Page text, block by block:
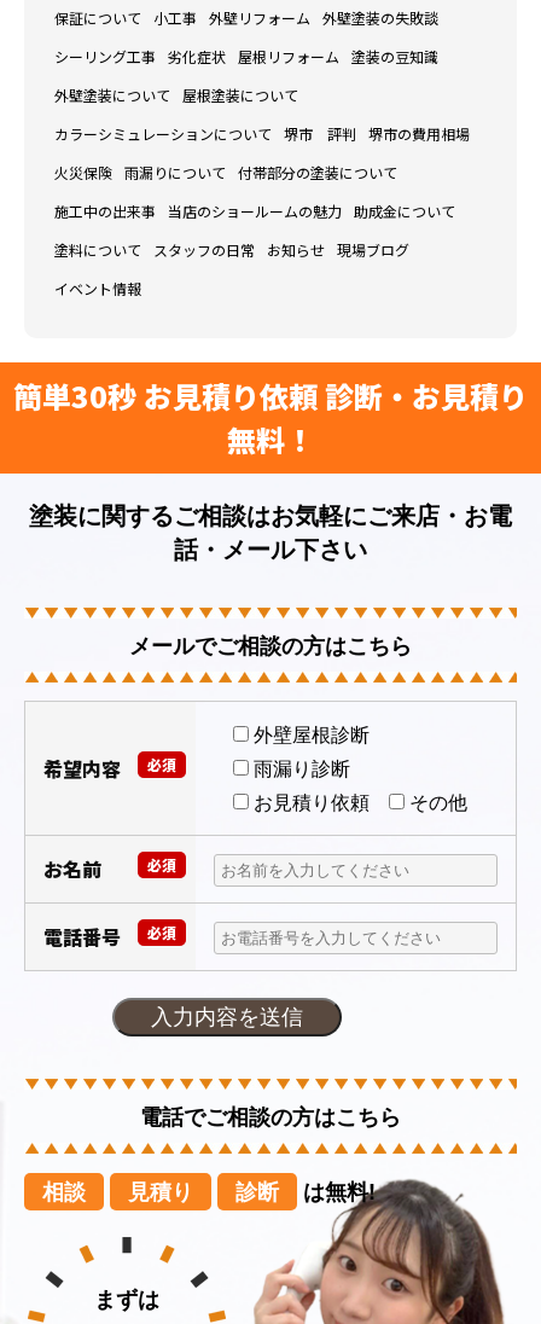
保証について 小工事 外壁リフォーム 外壁塗装の失敗談
シーリング工事 劣化症状 屋根リフォーム 塗装の豆知識
外壁塗装について 屋根塗装について
カラーシミュレーションについて 堺市 評判 堺市の費用相場
火災保険 雨漏りについて 付帯部分の塗装について
施工中の出来事 当店のショールームの魅力 助成金について
塗料について スタッフの日常 お知らせ 現場ブログ
イベント情報
簡単30秒 お見積り依頼 診断・お見積り
無料！
塗装に関するご相談はお気軽にご来店・お電
話・メール下さい
メールでご相談の方はこちら
必須
希望内容
外壁屋根診断
雨漏り診断
お見積り依頼
その他
お名前 必須
電話番号 必須
電話でご相談の方はこちら
相談 見積り 診断 は無料!
まずは